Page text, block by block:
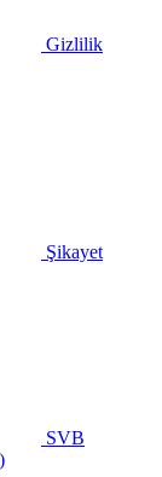
Gizlilik
Şikayet
SVB